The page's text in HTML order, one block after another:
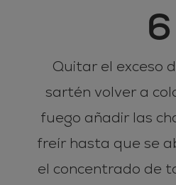
6
Quitar el exceso
sartén volver a
fuego añadir las
freír hasta que se
el concentrado de